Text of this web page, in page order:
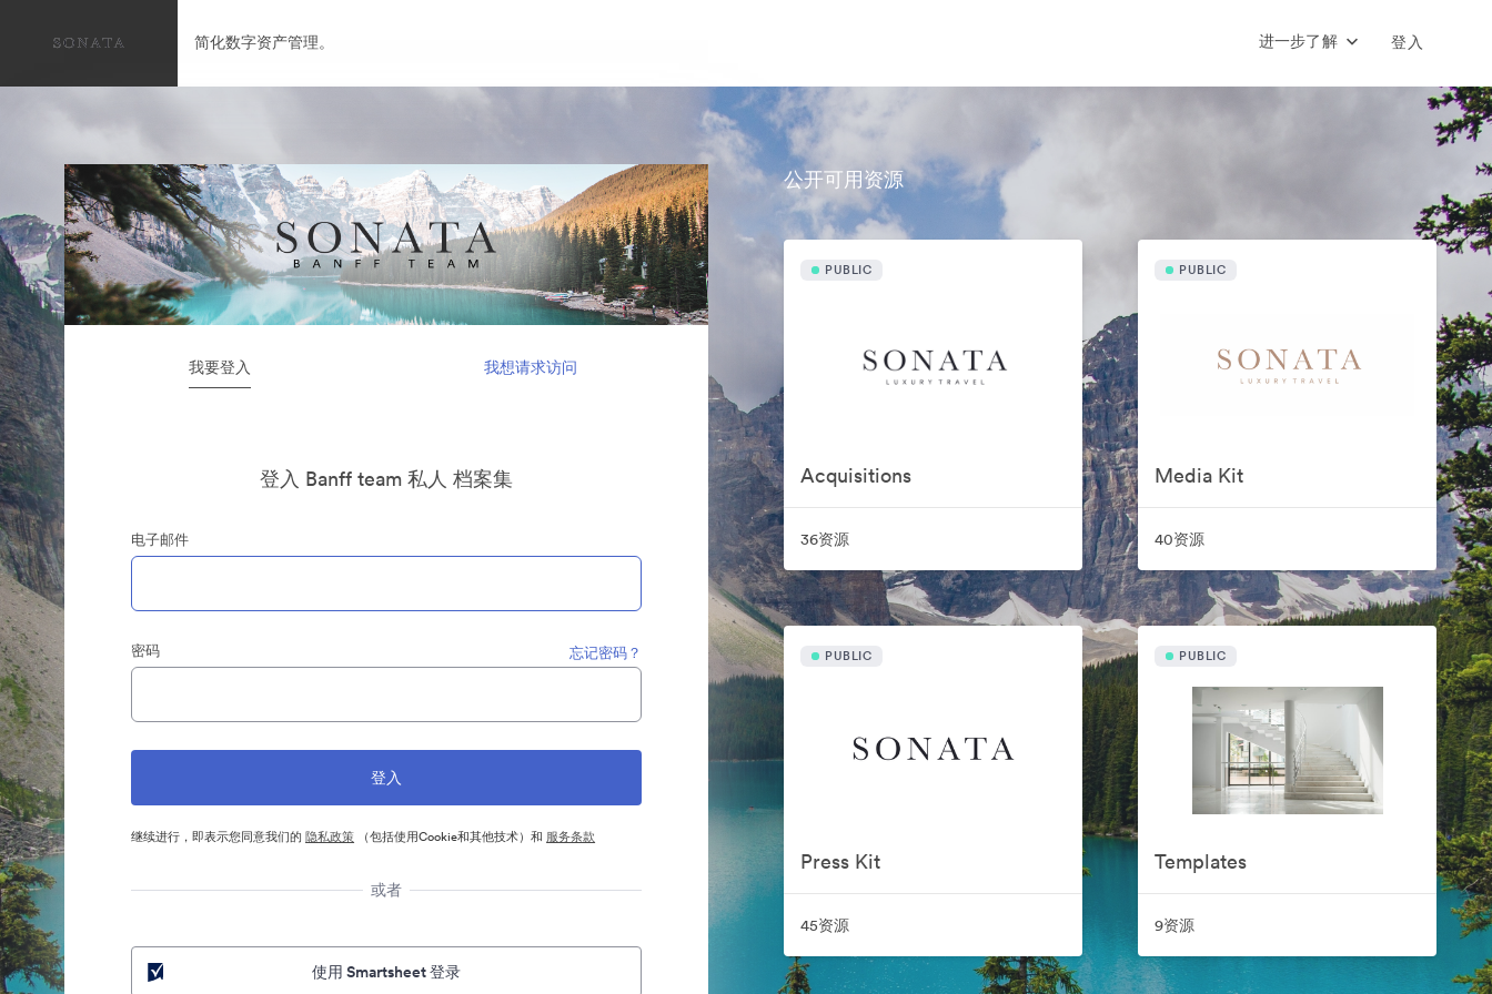
简化数字资产管理。 进一步了解 登入
我要登入 我想请求访问
登入 Banff team 私人 档案集
电子邮件
密码 忘记密码？
继续进行，即表示您同意我们的隐私政策 （包括使用Cookie和其他技术）和 服务条款
或者
使用 Smartsheet 登录
公开可用资源
PUBLIC
Acquisitions
36资源
PUBLIC
Media Kit
40资源
PUBLIC
Press Kit
45资源
PUBLIC
Templates
9资源